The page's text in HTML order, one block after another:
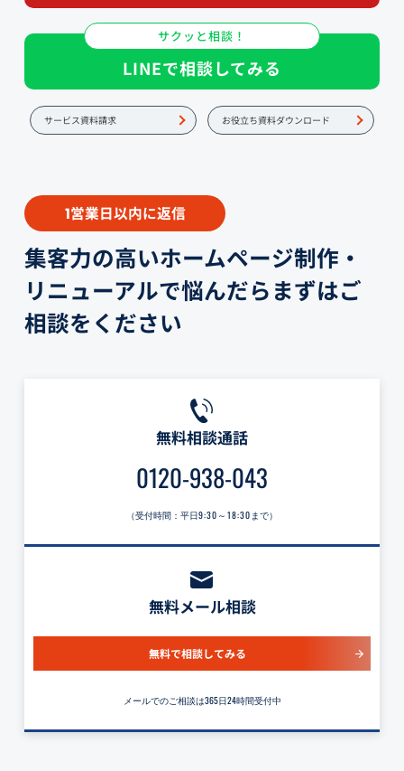
サクッと相談！
LINEで相談してみる
サービス資料請求 お役立ち資料ダウンロード
1営業日以内に返信
集客力の高いホームページ制作・
リニューアルで悩んだらまずはご
相談をください
無料相談通話
0120-938-043
（受付時間：平日9:30～18:30 まで）
無料メール相談
無料で相談してみる
メールでのご相談は365日24時間受付中